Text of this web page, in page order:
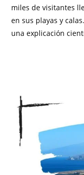
miles de visitantes
en sus playas y
una explicación